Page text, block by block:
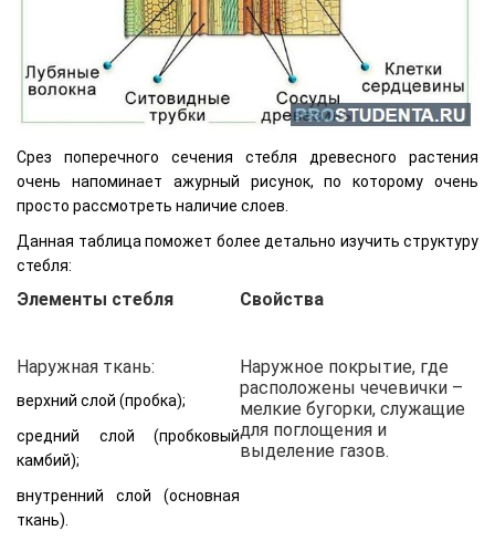
Срез поперечного сечения стебля древесного растения
очень напоминает ажурный рисунок, по которому очень
просто рассмотреть наличие слоев.
Данная таблица поможет более детально изучить структуру
стебля:
Элементы стебля Свойства
Наружная ткань:
верхний слой (пробка);
средний слой (пробковый
камбий);
внутренний слой (основная
ткань).
Наружное покрытие, где
расположены чечевички –
мелкие бугорки, служащие
для поглощения и
выделение газов.